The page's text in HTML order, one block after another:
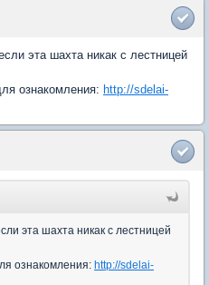
эта шахта никак с лестницей
ознакомления: http://sdelai-
эта шахта никак с лестницей
ознакомления: http://sdelai-